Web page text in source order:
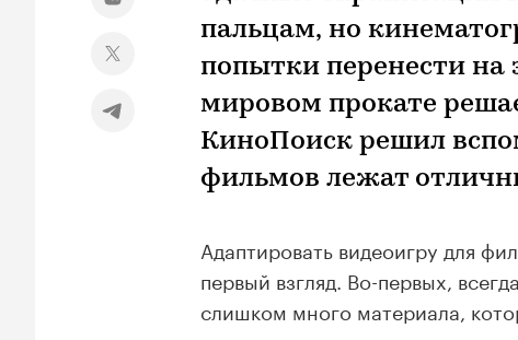
пальцам, но
попытки перенести на
мировом прокате
КиноПоиск решил
фильмов лежат
Адаптировать видеоигру для
первый взгляд. Во-первых,
слишком много материала,